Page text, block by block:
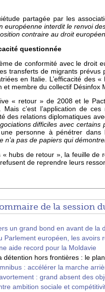
partagée par les
européenne interdit le renvoi
contraire au droit européen
questionnée
de conformité avec le droit
transferts de migrants prévus
en Italie. L’efficacité des
et membre du collectif Désinfox
« retour » de 2008 et le
Mais c’est l’application de
des relations diplomatiques
difficiles avec certains
personne à pénétrer
n’a pas de papiers qui
« hubs de retour », la feuille de
de reprendre leurs
de la session
un grand bond en avant de la
Parlement européen, les avoirs
aide record pour la Moldavie
détention hors frontières : le
: accélérer la marche
: grand absent des
ambition sociale et